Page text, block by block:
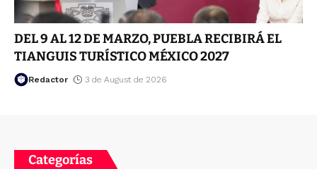
DEL 9 AL 12 DE MARZO, PUEBLA RECIBIRÁ EL
TIANGUIS TURÍSTICO MÉXICO 2027
Redactor 3 de August de 2026
Categorías